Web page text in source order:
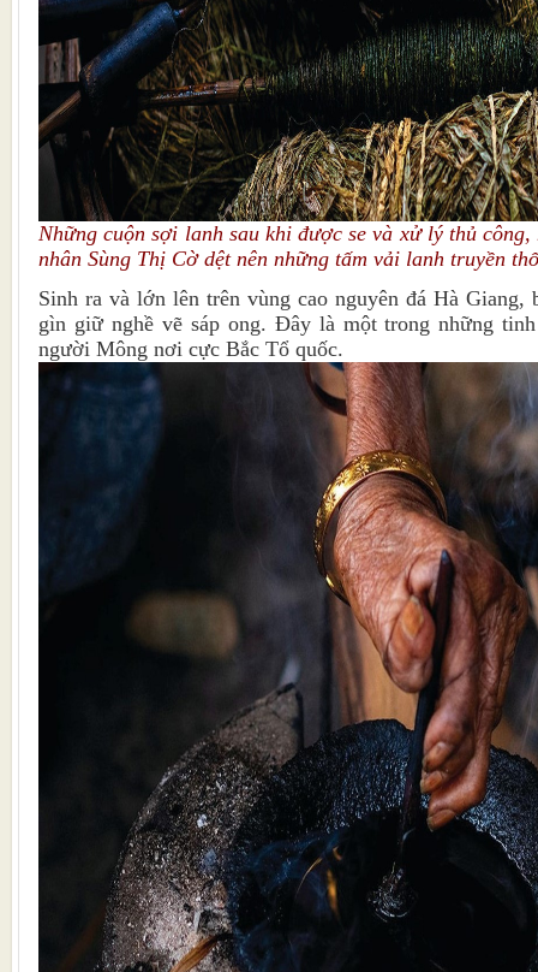
Những cuộn sợi lanh sau khi được se và xử lý thủ công,
nhân Sùng Thị Cờ dệt nên những tấm vải lanh truyền
Sinh ra và lớn lên trên vùng cao nguyên đá Hà Giang,
gìn giữ nghề vẽ sáp ong. Đây là một trong những tinh
người Mông nơi cực Bắc Tổ quốc.